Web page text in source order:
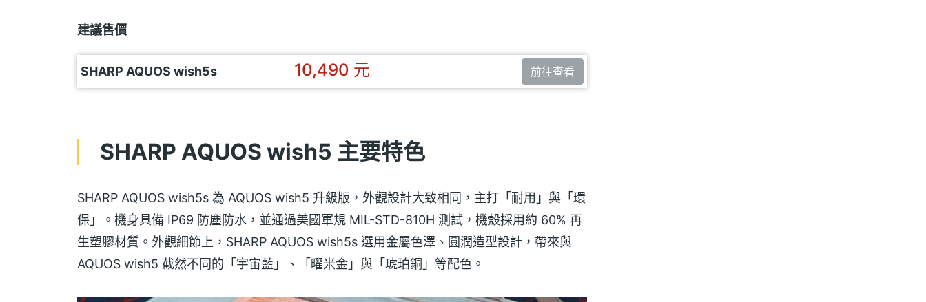
建議售價
SHARP AQUOS wish5s 10,490 元 前往查看
SHARP AQUOS wish5 主要特色
SHARP AQUOS wish5s 為 AQUOS wish5 升級版，外觀設計大致相同，主打「耐用」與「環
保」。機身具備 IP69 防塵防水，並通過美國軍規 MIL-STD-810H 測試，機殼採用約 60% 再
生塑膠材質。外觀細節上，SHARP AQUOS wish5s 選用金屬色澤、圓潤造型設計，帶來與
AQUOS wish5 截然不同的「宇宙藍」、「曜米金」與「琥珀銅」等配色。